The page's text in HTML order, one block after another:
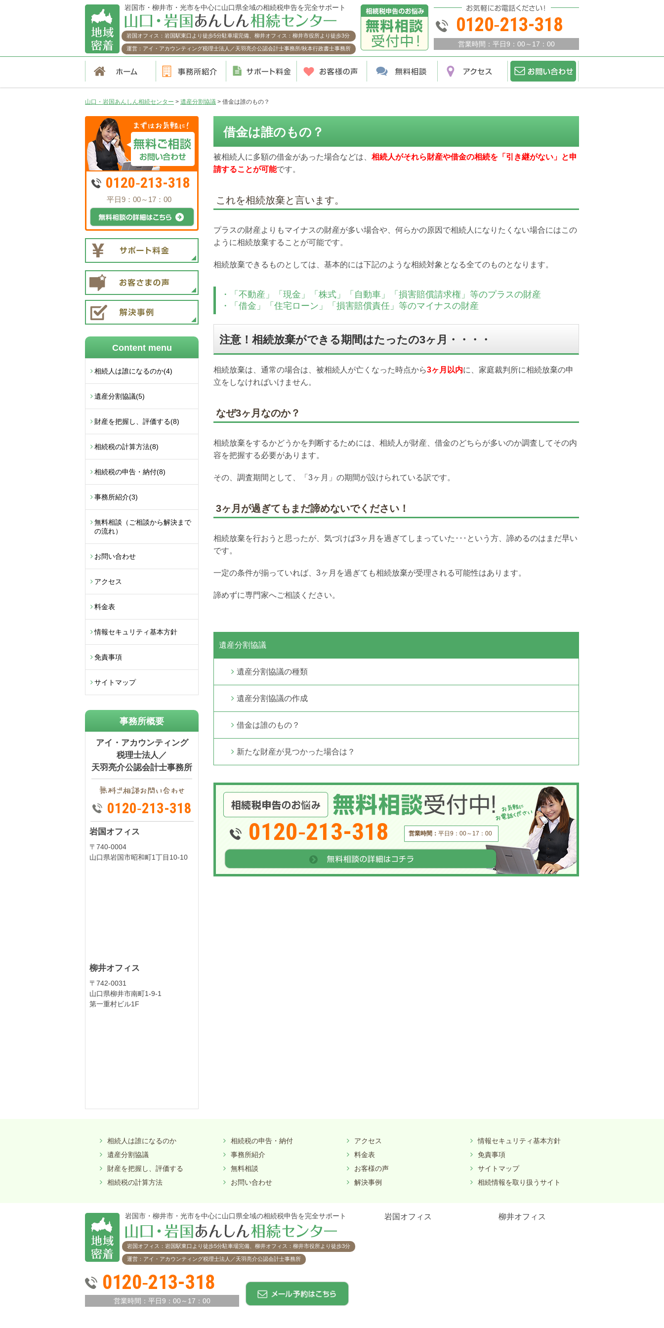
岩国市・柳井市・光市を中心に山口県全域の相続税申告を完全サポート
岩国オフィス：岩国駅東口より徒歩5分駐車場完備、柳井オフィス：柳井市役所より徒歩3分
運営：アイ・アカウンティング税理士法人／天羽亮介公認会計士事務所/秋本行政書士事務所
0120‐213-318
営業時間： 平日9：00～17：00
山口・岩国あんしん相続センター > 遺産分割協議 > 借金は誰のもの？
借金は誰のもの？
被相続人に多額の借金があった場合などは、 相続人がそれら財産や借金の相続を「引き継がない」と申
請することが可能です。
これを相続放棄と言います。
プラスの財産よりもマイナスの財産が多い場合や、何らかの原因で相続人になりたくない場合にはこの
ように相続放棄することが可能です。
相続放棄できるものとしては、基本的には下記のような相続対象となる全てのものとなります。
・「不動産」「現金」「株式」「自動車」「損害賠償請求権」等のプラスの財産
・「借金」「住宅ローン」「損害賠償責任」等のマイナスの財産
注意！相続放棄ができる期間はたったの3ヶ月・・・・
相続放棄は、通常の場合は、被相続人が亡くなった時点から3ヶ月以内に、家庭裁判所に相続放棄の申
立をしなければいけません。
なぜ3ヶ月なのか？
相続放棄をするかどうかを判断するためには、相続人が財産、借金のどちらが多いのか調査してその内
容を把握する必要があります。
その、調査期間として、「3ヶ月」の期間が設けられている訳です。
3ヶ月が過ぎてもまだ諦めないでください！
相続放棄を行おうと思ったが、気づけば3ヶ月を過ぎてしまっていた･･･という方、諦めるのはまだ早い
です。
一定の条件が揃っていれば、3ヶ月を過ぎても相続放棄が受理される可能性はあります。
諦めずに専門家へご相談ください。
遺産分割協議
遺産分割協議の種類
遺産分割協議の作成
借金は誰のもの？
新たな財産が見つかった場合は？
0120‐213-318 営業時間： 平日9：00～17：00
0120‐213-318
平日9：00～17：00
Content menu
相続人は誰になるのか(4)
遺産分割協議(5)
財産を把握し、評価する(8)
相続税の計算方法(8)
相続税の申告・納付(8)
事務所紹介(3)
無料相談（ご相談から解決まで
の流れ）
お問い合わせ
アクセス
料金表
情報セキュリティ基本方針
免責事項
サイトマップ
事務所概要
アイ・アカウンティング
税理士法人／
天羽亮介公認会計士事務所
0120‐213-318
岩国オフィス
〒740-0004
山口県岩国市昭和町1丁目10-10
柳井オフィス
〒742-0031
山口県柳井市南町1-9-1
第一重村ビル1F
相続人は誰になるのか
遺産分割協議
財産を把握し、評価する
相続税の計算方法
相続税の申告・納付
事務所紹介
無料相談
お問い合わせ
アクセス
料金表
お客様の声
解決事例
情報セキュリティ基本方針
免責事項
サイトマップ
相続情報を取り扱うサイト
岩国市・柳井市・光市を中心に山口県全域の相続税申告を完全サポート
岩国オフィス：岩国駅東口より徒歩5分駐車場完備、柳井オフィス：柳井市役所より徒歩3分
運営：アイ・アカウンティング税理士法人／天羽亮介公認会計士事務所
0120‐213-318
営業時間： 平日9：00～17：00
岩国オフィス 柳井オフィス